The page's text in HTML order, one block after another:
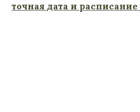
точная дата и